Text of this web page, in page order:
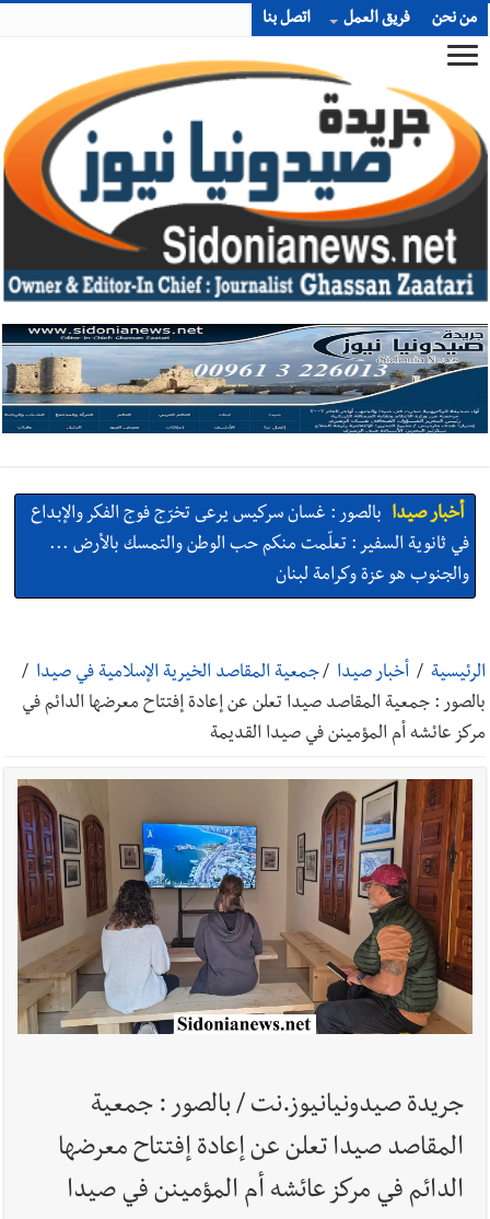
من نحن فريق العمل اتصل بنا
أخبار صيدا بالصور : غسان سركيس يرعى تخرّج فوج الفكر والإبداع
في ثانوية السفير : تعلّمت منكم حب الوطن والتمسك بالأرض ...
والجنوب هو عزة وكرامة لبنان
أخبار لبنان
مقدمات نشرات الأخبار المسائية في لبنان ليوم السبت
أخبار لبنان خرق إسرائيلي في زوطر الغربية وساتر ترابي قبالة آخر
نقطة للجيش اللبناني
أخبار لبنان روابط القطاع العام : إضراب الاثنين احتجاجا على
تقسيط المفعول الرجعي
أخبار لبنان خلفيات توقيف السفير الفلسطيني السابق أشرف دبور:
أخبار لبنان
حراك ديبلوماسي للتجديد لـ اليونيفيل .. مسؤول غربي
يُحذّر من الفراغ !
الرئيسية / أخبار صيدا /جمعية المقاصد الخيرية الإسلامية في صيدا /
بالصور : جمعية المقاصد صيدا تعلن عن إعادة إفتتاح معرضها الدائم في
مركز عائشه أم المؤمينن في صيدا القديمة
جريدة صيدونيانيوز.نت / بالصور : جمعية
المقاصد صيدا تعلن عن إعادة إفتتاح معرضها
الدائم في مركز عائشه أم المؤمينن في صيدا